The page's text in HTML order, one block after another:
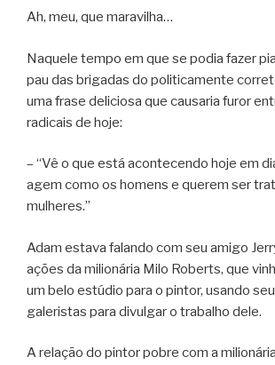
Ah, meu, que maravilha…
Naquele tempo em que se podia fazer
pau das brigadas do politicamente
uma frase deliciosa que causaria furor
radicais de hoje:
– “Vê o que está acontecendo hoje em
agem como os homens e querem ser
mulheres.”
Adam estava falando com seu amigo
ações da milionária Milo Roberts, que
um belo estúdio para o pintor, usando
galeristas para divulgar o trabalho dele.
A relação do pintor pobre com a